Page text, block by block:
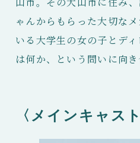
ゃんからもらった大切な
いる大学生の女の子とデ
は何か、という問いに向
〈メインキャス